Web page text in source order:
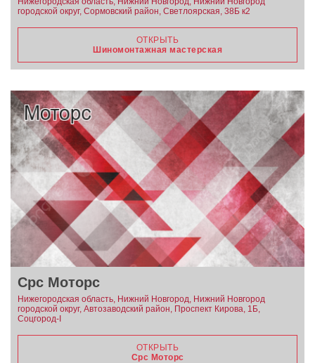
городской округ, Сормовский район, Светлоярская, 38Б к2
ОТКРЫТЬ
Шиномонтажная мастерская
Срс Моторс
Нижегородская область, Нижний Новгород, Нижний Новгород
городской округ, Автозаводский район, Проспект Кирова, 1Б,
Соцгород-I
ОТКРЫТЬ
Срс Моторс